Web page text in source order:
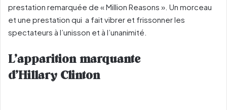
prestation remarquée de « Million Reasons ». Un morceau
et une prestation qui a fait vibrer et frissonner les
spectateurs à l’unisson et à l’unanimité.
L’apparition marquante
d’HillaryClinton